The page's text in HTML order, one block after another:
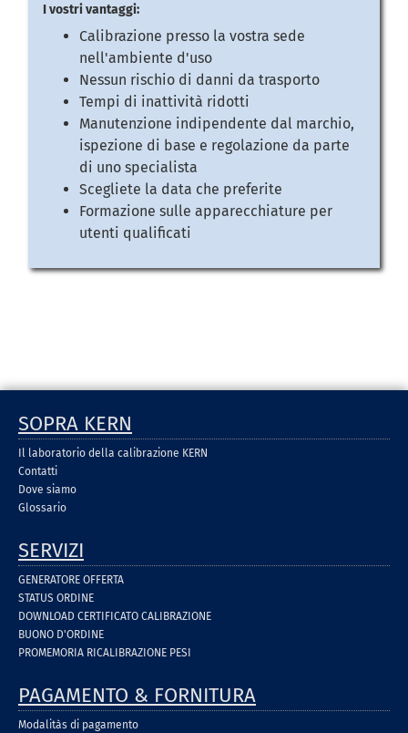
I vostri vantaggi:
Calibrazione presso la vostra sede
nell'ambiente d'uso
Nessun rischio di danni da trasporto
Tempi di inattività ridotti
Manutenzione indipendente dal marchio,
ispezione di base e regolazione da parte
di uno specialista
Scegliete la data che preferite
Formazione sulle apparecchiature per
utenti qualificati
SOPRA KERN
Il laboratorio della calibrazione KERN
Contatti
Dove siamo
Glossario
SERVIZI
GENERATORE OFFERTA
STATUS ORDINE
DOWNLOAD CERTIFICATO CALIBRAZIONE
BUONO D'ORDINE
PROMEMORIA RICALIBRAZIONE PESI
PAGAMENTO & FORNITURA
Modalitàs di pagamento